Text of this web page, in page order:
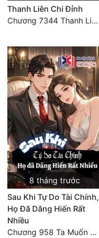
Thanh Liên Chi Đỉnh
Chương 7344 Thanh Liên đỉnh (Đại kết cục) (2) HẾT.
8 tháng trước
Sau Khi Tự Do Tài Chính,
Họ Đã Dâng Hiến Rất
Nhiều
Chương 958 Ta Muốn Cùng Các Cô Vĩnh Viễn Ở Bên Nhau (2) Hết